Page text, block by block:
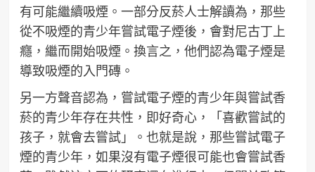
有可能繼續吸煙。一部分反菸人士解讀為，那些
從不吸煙的青少年嘗試電子煙後，會對尼古丁上
癮，繼而開始吸煙。換言之，他們認為電子煙是
導致吸煙的入門磚。
另一方聲音認為，嘗試電子煙的青少年與嘗試香
菸的青少年存在共性，即好奇心，「喜歡嘗試的
孩子，就會去嘗試」。也就是說，那些嘗試電子
煙的青少年，如果沒有電子煙很可能也會嘗試香